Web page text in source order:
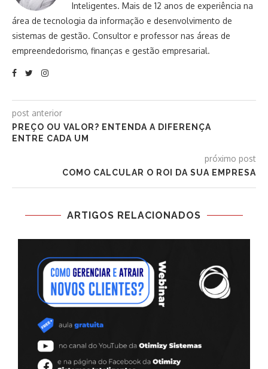
Inteligentes. Mais de 12 anos de experiência na
área de tecnologia da informação e desenvolvimento de
sistemas de gestão. Consultor e professor nas áreas de
empreendedorismo, finanças e gestão empresarial.
post anterior
PREÇO OU VALOR? ENTENDA A DIFERENÇA
ENTRE CADA UM
próximo post
COMO CALCULAR O ROI DA SUA EMPRESA
ARTIGOS RELACIONADOS